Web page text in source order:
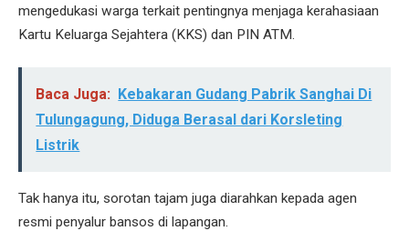
mengedukasi warga terkait pentingnya menjaga kerahasiaan
Kartu Keluarga Sejahtera (KKS) dan PIN ATM.
Baca Juga: Kebakaran Gudang Pabrik Sanghai Di
Tulungagung, Diduga Berasal dari Korsleting
Listrik
Tak hanya itu, sorotan tajam juga diarahkan kepada agen
resmi penyalur bansos di lapangan.